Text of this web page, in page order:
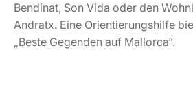
hochwertigen Top-Lagen
MARCEL REMUS REAL
Home